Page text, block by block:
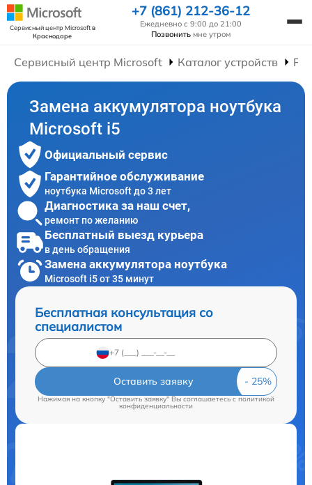
Сервисный центр Microsoftв
Краснодаре
+7 (861) 212-36-12
Ежедневно с 9:00 до 21:00
Позвонить мне утром
Сервисный центр Microsoft Каталог устройств
Замена аккумулятора ноутбука
Microsoft i5
Официальный сервис
Гарантийное обслуживание
ноутбука Microsoft до 3 лет
Диагностика за наш счет,
ремонт по желанию
Бесплатный выезд курьера
в день обращения
Замена аккумулятора ноутбука
Microsoft i5 от 35 минут
Бесплатная консультация со
специалистом
Оставить заявку
Нажимая на кнопку "Оставить заявку" Вы соглашаетесь cполитикой
конфиденциальности